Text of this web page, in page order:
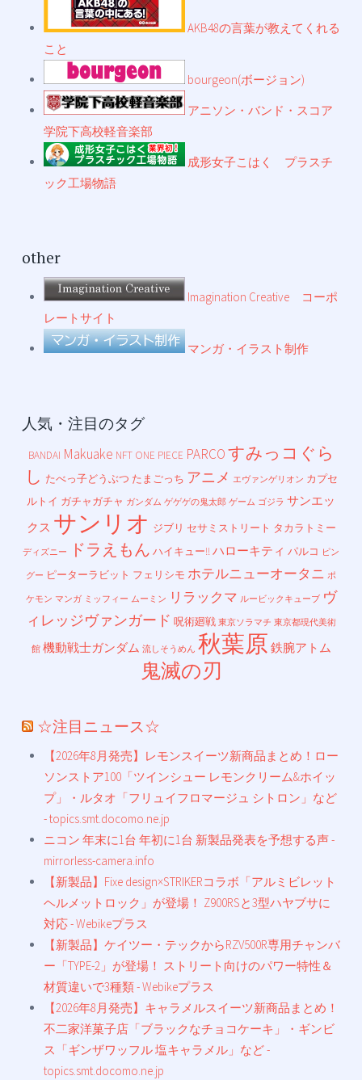
AKB48の言葉が教えてくれる
こと
bourgeon(ボージョン)
アニソン・バンド・スコア
学院下高校軽音楽部
成形女子こはく プラスチ
ック工場物語
other
Imagination Creative コーポ
レートサイト
マンガ・イラスト制作
人気・注目のタグ
BANDAI Makuake NFT ONE PIECE PARCOすみっコぐら
し たべっ子どうぶつ たまごっち アニメ エヴァンゲリオン カプセ
ルトイ ガチャガチャ ガンダム ゲゲゲの鬼太郎 ゲーム ゴジラ サンエッ
クス サンリオ ジブリ セサミストリート タカラトミー
ディズニー ドラえもん ハイキュー!!ハローキティ パルコ ピン
グー ピーターラビット フェリシモ ホテルニューオータニ ポ
ケモン マンガ ミッフィー ムーミン リラックマ ルービックキューブ ヴ
ィレッジヴァンガード 呪術廻戦 東京ソラマチ 東京都現代美術
館 機動戦士ガンダム 流しそうめん 秋葉原 鉄腕アトム
鬼滅の刃
☆注目ニュース☆
【2026年8月発売】レモンスイーツ新商品まとめ！ロー
ソンストア100「ツインシュー レモンクリーム&ホイッ
プ」・ルタオ「フリュイフロマージュ シトロン」など
- topics.smt.docomo.ne.jp
ニコン 年末に1台 年初に1台 新製品発表を予想する声 -
mirrorless-camera.info
【新製品】Fixe design×STRIKERコラボ「アルミビレット
ヘルメットロック」が登場！ Z900RSと3型ハヤブサに
対応 - Webikeプラス
【新製品】ケイツー・テックからRZV500R専用チャンバ
ー「TYPE-2」が登場！ ストリート向けのパワー特性＆
材質違いで3種類 - Webikeプラス
【2026年8月発売】キャラメルスイーツ新商品まとめ！
不二家洋菓子店「ブラックなチョコケーキ」・ギンビ
ス「ギンザワッフル 塩キャラメル」など -
topics.smt.docomo.ne.jp